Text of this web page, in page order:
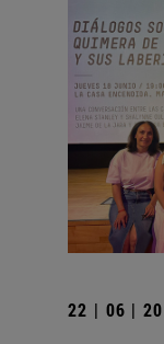
22 | 06 |